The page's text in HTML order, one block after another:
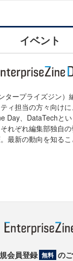
イベント
タープライズジン）
ィ担当の方々向け
Day、DataTechと
れぞれ編集部独自
最新の動向を知るこ
会員登録 無料 の